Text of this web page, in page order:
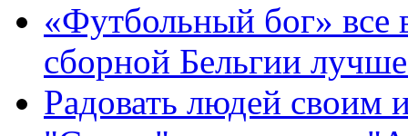
«Футбольный бог» все
сборной Бельгии
Радовать людей своим